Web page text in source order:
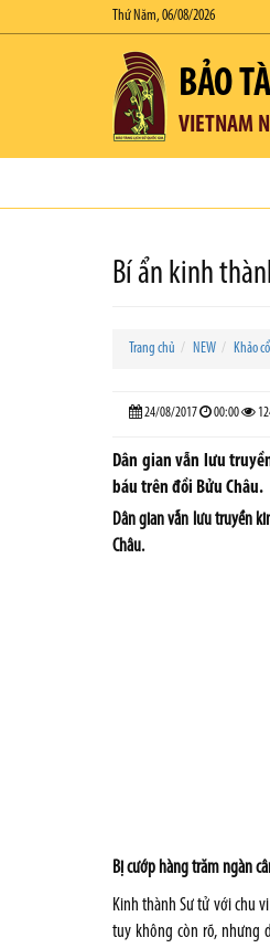
Thứ Năm, 06/08/2026
BẢO
VIETNAM
Bí ẩn kinh
Trang chủ NEW Khảo
24/08/2017 00:00
Dân gian vẫn lưu
báu trên đồi Bửu Châu.
Dân gian vẫn lưu truyền
Châu.
Bị cướp hàng trăm ngàn
Kinh thành Sư tử với chu
tuy không còn rõ, nhưng